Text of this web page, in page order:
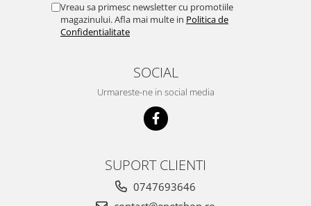
Vreau sa primesc newsletter cu promotiile
magazinului. Afla mai multe in Politica de
Confidentialitate
SOCIAL
Urmareste-ne in social media
SUPORT CLIENTI
0747693646